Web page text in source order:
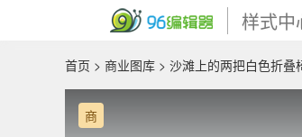
样式中
首页 > 商业图库 > 沙滩上的两把白色折叠
商